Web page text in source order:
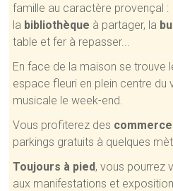
famille au caractère provençal :
la bibliothèque à partager, la
table et fer à repasser...
En face de la maison se trouve
espace fleuri en plein centre du
musicale le week-end.
Vous profiterez des
parkings gratuits à quelques
Toujours à pied, vous pourrez
aux manifestations et